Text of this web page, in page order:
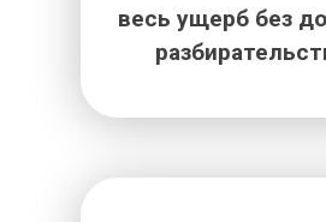
весь ущерб без